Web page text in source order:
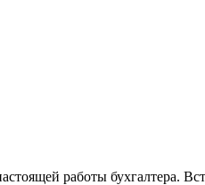
работы бухгалтера.